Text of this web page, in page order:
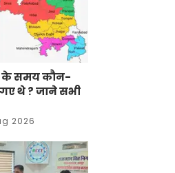
के समय कौन-
थे ? जाने सभी
2026